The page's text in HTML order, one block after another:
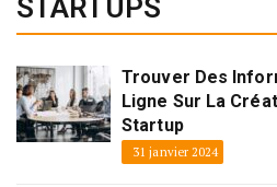
STARTUPS
Trouver Des
Ligne Sur La
Startup
31 janvier 2024